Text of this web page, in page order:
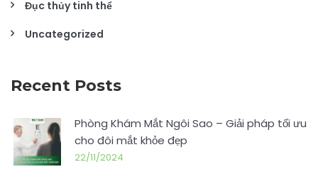
Đục thủy tinh thể
Uncategorized
Recent Posts
Phòng Khám Mắt Ngôi Sao – Giải pháp tối ưu
cho đôi mắt khỏe đẹp
22/11/2024